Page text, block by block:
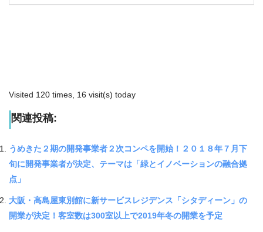
Visited 120 times, 16 visit(s) today
関連投稿:
うめきた２期の開発事業者２次コンペを開始！２０１８年７月下
旬に開発事業者が決定、テーマは「緑とイノベーションの融合拠
点」
大阪・高島屋東別館に新サービスレジデンス「シタディーン」の
開業が決定！客室数は300室以上で2019年冬の開業を予定